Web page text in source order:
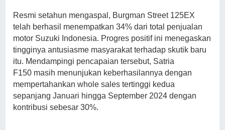
Resmi setahun mengaspal, Burgman Street 125EX
telah berhasil menempatkan 34% dari total penjualan
motor Suzuki Indonesia. Progres positif ini menegaskan
tingginya antusiasme masyarakat terhadap skutik baru
itu. Mendampingi pencapaian tersebut, Satria
F150 masih menunjukan keberhasilannya dengan
mempertahankan whole sales tertinggi kedua
sepanjang Januari hingga September 2024 dengan
kontribusi sebesar 30%.